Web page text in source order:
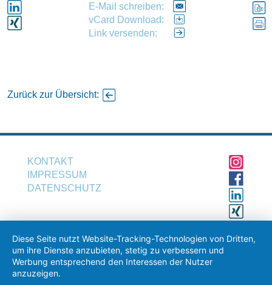
Anschreiben (optional)
Lebenslauf (optional, Word- oder PDF-Dokumente)
E-Mail schreiben:
vCard Download:
Link versenden:
Zurück zur Übersicht:
KONTAKT
IMPRESSUM
DATENSCHUTZ
Diese Seite nutzt Website-Tracking-Technologien von Dritten,
um ihre Dienste anzubieten, stetig zu verbessern und
Werbung entsprechend den Interessen der Nutzer
anzuzeigen.